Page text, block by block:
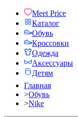
Meet Price
Каталог
Обувь
Кроссовки
Одежда
Аксессуары
Детям
Главная
>Обувь
>Nike